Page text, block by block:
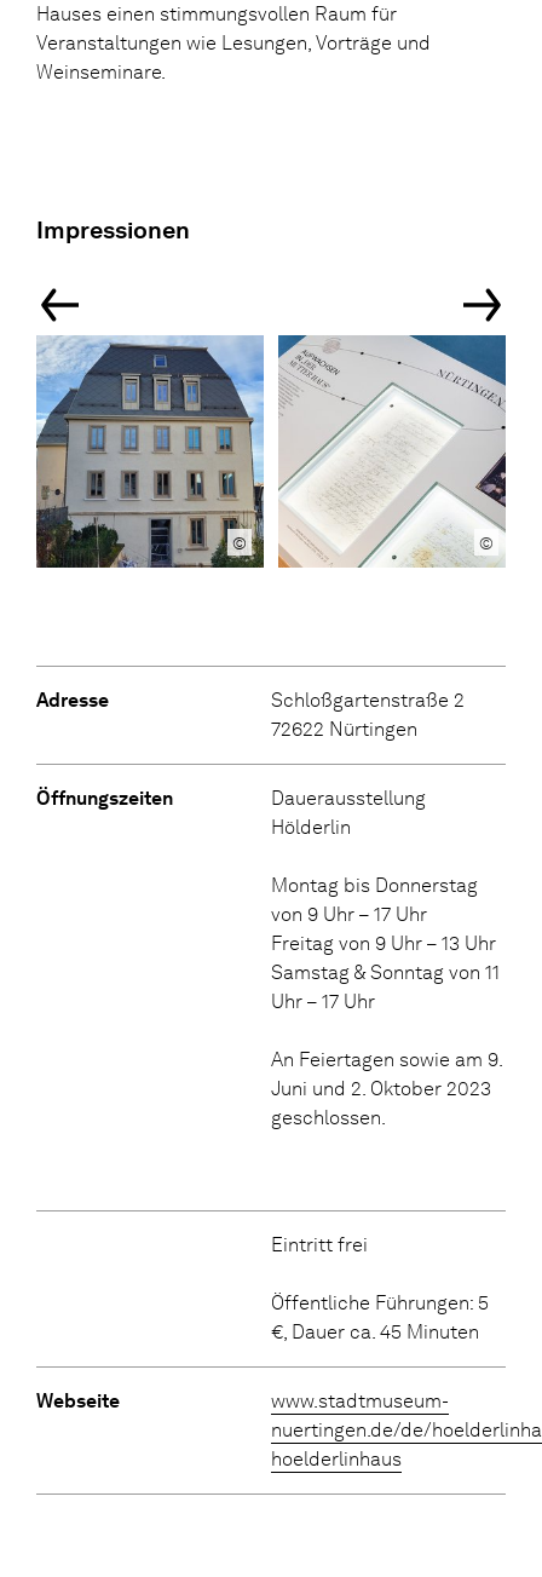
Hauses einen stimmungsvollen Raum für
Veranstaltungen wie Lesungen, Vorträge und
Weinseminare.
Impressionen
© ©
Adresse
Schloßgartenstraße 2
72622 Nürtingen
Öffnungszeiten
Dauerausstellung
Hölderlin
Montag bis Donnerstag
von 9 Uhr – 17 Uhr
Freitag von 9 Uhr – 13 Uhr
Samstag & Sonntag von 11
Uhr – 17 Uhr
An Feiertagen sowie am 9.
Juni und 2. Oktober 2023
geschlossen.
Eintritt frei
Öffentliche Führungen: 5
€, Dauer ca. 45 Minuten
Webseite
www.stadtmuseum-
nuertingen.de/de/
hoelderlinhaus